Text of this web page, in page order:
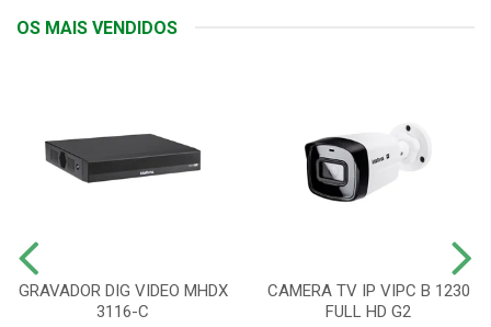
OS MAIS VENDIDOS
GRAVADOR DIG VIDEO MHDX
3116-C
CAMERA TV IP VIPC B 1230
FULL HD G2